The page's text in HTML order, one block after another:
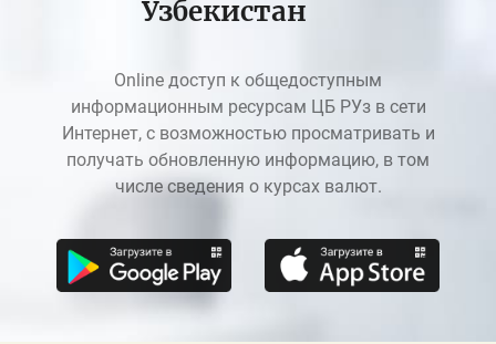
Узбекистан
Online доступ к общедоступным
информационным ресурсам ЦБ РУз в сети
Интернет, с возможностью просматривать и
получать обновленную информацию, в том
числе сведения о курсах валют.